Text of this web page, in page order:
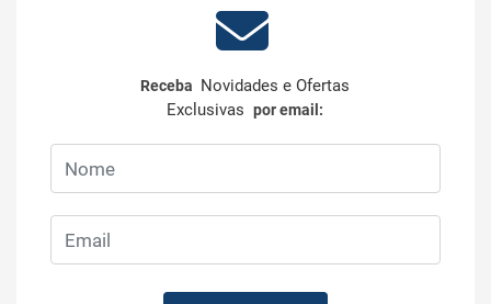
Receba Novidades e Ofertas
Exclusivaspor email: